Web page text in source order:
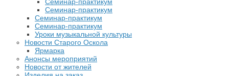
Семинар-практикум
Семинар-практикум
Семинар-практикум
Уроки музыкальной культуры
Новости Старого Оскола
Ярмарка
Анонсы мероприятий
Новости от жителей